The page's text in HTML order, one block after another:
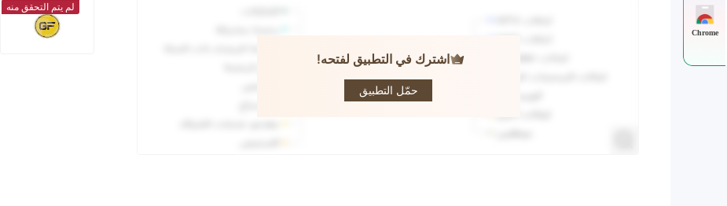
اشترك في التطبيق لفتحه!
حمّل التطبيق
GF FINANCIAL
MARKETS (UK)
LIMITED
لم يتم التحقق منه
Chrome